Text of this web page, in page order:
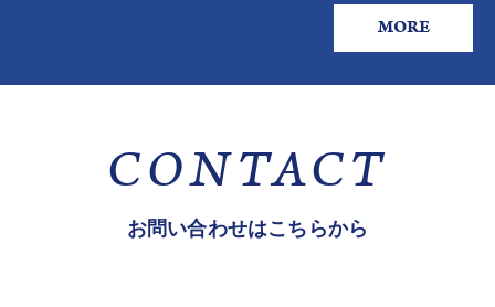
MORE
CONTACT
お問い合わせはこちらから